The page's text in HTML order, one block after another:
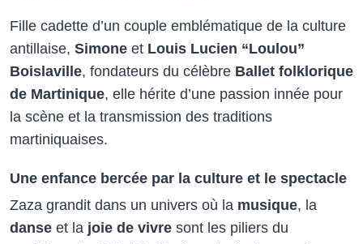
Fille cadette d’un couple emblématique de la culture
antillaise, Simone et Louis Lucien “Loulou”
Boislaville, fondateurs du célèbre Ballet folklorique
de Martinique, elle hérite d’une passion innée pour
la scène et la transmission des traditions
martiniquaises.
Une enfance bercée par la culture et le spectacle
Zaza grandit dans un univers où la musique, la
danse et la joie de vivre sont les piliers du